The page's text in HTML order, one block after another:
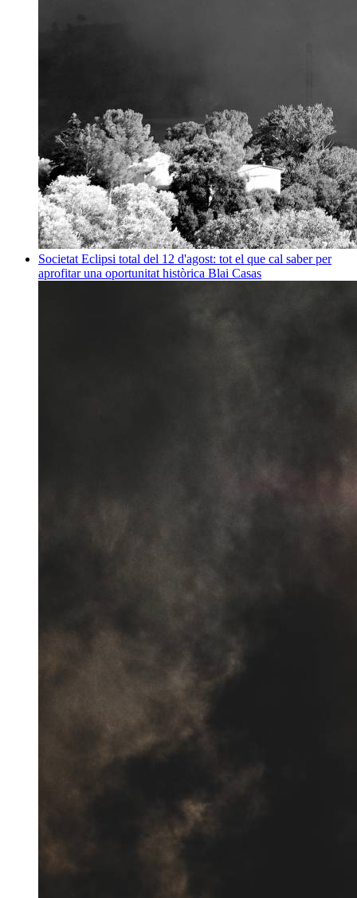
Societat Eclipsi total del 12 d'agost: tot el que cal saber per
aprofitar una oportunitat històrica Blai Casas